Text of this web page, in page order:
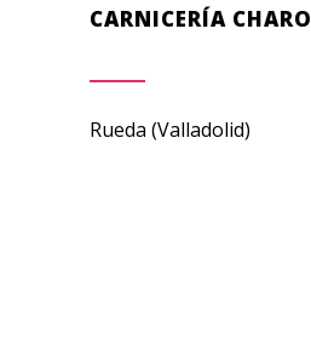
CARNICERÍA CHARO
Rueda (Valladolid)